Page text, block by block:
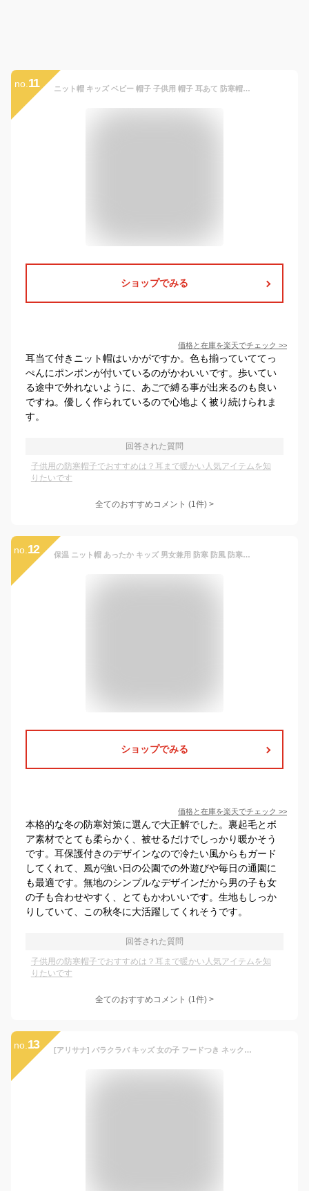
no. 11 ニット帽 キッズ ベビー 帽子 子供用 帽子 耳あて 防寒帽子 秋冬 ベビー 防寒 ボア ポンポン 男の子 女の子 冬用ハット 男女兼用 ベビーニット帽 赤ちゃん 女の子 男の子 耳保護付き 無地 柔らかい 暖かい かわいい 防風 防寒 保温
ショップでみる
価格と在庫を楽天でチェック >>
耳当て付きニット帽はいかがですか。色も揃っていててっ
ぺんにポンポンが付いているのがかわいいです。歩いてい
る途中で外れないように、あごで縛る事が出来るのも良い
ですね。優しく作られているので心地よく被り続けられま
す。
回答された質問
子供用の防寒帽子でおすすめは？耳まで暖かい人気アイテムを知
りたいです
全てのおすすめコメント (1件) >
no. 12 保温 ニット帽 あったか キッズ 男女兼用 防寒 防風 防寒帽子 秋冬 防風 子供 ボア 赤ちゃん 無地 冬用ハット 裏起毛 ベビーニット帽 女の子 公園 男の子 柔らかい 暖かい かわいい ベビー 防寒 耳保護付き 通学 通園 外遊び 耳あて
ショップでみる
価格と在庫を楽天でチェック >>
本格的な冬の防寒対策に選んで大正解でした。裏起毛とボ
ア素材でとても柔らかく、被せるだけでしっかり暖かそう
です。耳保護付きのデザインなので冷たい風からもガード
してくれて、風が強い日の公園での外遊びや毎日の通園に
も最適です。無地のシンプルなデザインだから男の子も女
の子も合わせやすく、とてもかわいいです。生地もしっか
りしていて、この秋冬に大活躍してくれそうです。
回答された質問
子供用の防寒帽子でおすすめは？耳まで暖かい人気アイテムを知
りたいです
全てのおすすめコメント (1件) >
no. 13 [アリサナ] バラクラバ キッズ 女の子 フードつき ネックウォーマー 帽子 裏起毛 ニット ボア ファー 猫 子供 ブラックラベンダー フリー